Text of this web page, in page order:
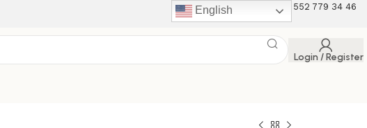
+90 507 453 12 75 +90 552 779 34 46
Login / Register
English